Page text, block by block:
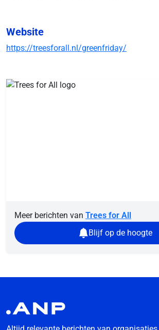
Website
https://treesforall.nl/greenfriday/
Meer berichten van Trees for All
Blijf op de hoogte